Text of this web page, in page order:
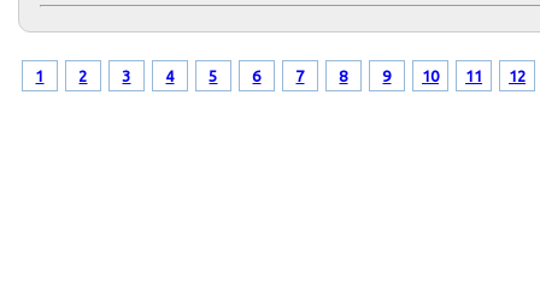
1 2 3 4 5 6 7 8 9 10 11 12